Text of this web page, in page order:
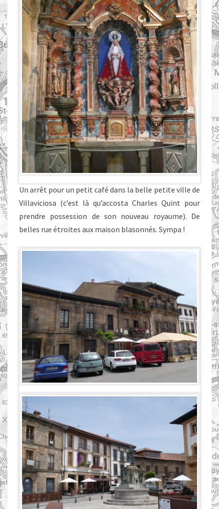
Un arrêt pour un petit café dans la belle petite ville de
Villaviciosa (c’est là qu’accosta Charles Quint pour
prendre possession de son nouveau royaume). De
belles rue étroites aux maison blasonnés. Sympa !